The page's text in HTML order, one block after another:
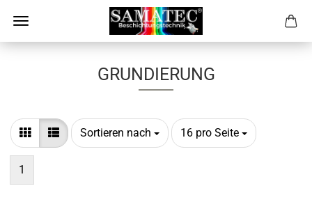
GRUNDIERUNG
Sortieren nach
Sortieren nach 16 pro Seite
pro Seite
1